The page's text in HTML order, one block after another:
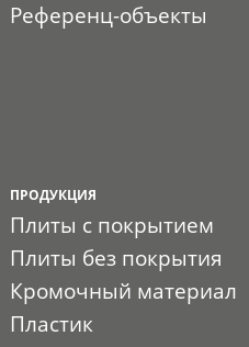
Референц-объекты
ПРОДУКЦИЯ
Плиты с покрытием
Плиты без покрытия
Кромочный материал
Пластик